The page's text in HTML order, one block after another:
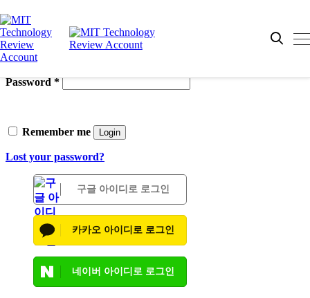
로그인
Username or email
Password*
Remember me Login
Lost your password?
구글 아이디로 로그인
카카오 아이디로 로그인
네이버 아이디로 로그인